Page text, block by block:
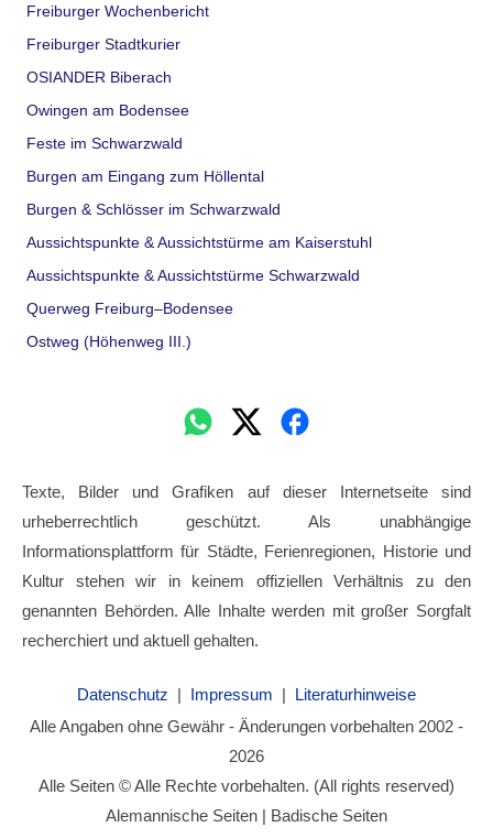
Freiburger Wochenbericht
Freiburger Stadtkurier
OSIANDER Biberach
Owingen am Bodensee
Feste im Schwarzwald
Burgen am Eingang zum Höllental
Burgen & Schlösser im Schwarzwald
Aussichtspunkte & Aussichtstürme am Kaiserstuhl
Aussichtspunkte & Aussichtstürme Schwarzwald
Querweg Freiburg–Bodensee
Ostweg (Höhenweg III.)
Texte, Bilder und Grafiken auf dieser Internetseite sind
urheberrechtlich geschützt. Als unabhängige
Informationsplattform für Städte, Ferienregionen, Historie und
Kultur stehen wir in keinem offiziellen Verhältnis zu den
genannten Behörden. Alle Inhalte werden mit großer Sorgfalt
recherchiert und aktuell gehalten.
Datenschutz | Impressum | Literaturhinweise
Alle Angaben ohne Gewähr - Änderungen vorbehalten 2002 -
2026
Alle Seiten © Alle Rechte vorbehalten. (All rights reserved)
Alemannische Seiten | Badische Seiten